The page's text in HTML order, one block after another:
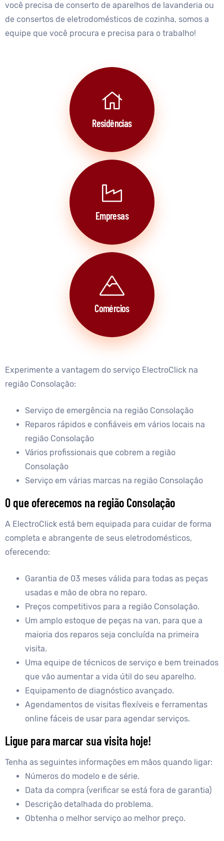
você precisa de conserto de aparelhos de lavanderia ou
de consertos de eletrodomésticos de cozinha, somos a
equipe que você procura e precisa para o trabalho!
Residências
Empresas
Comércios
Experimente a vantagem do serviço ElectroClick na
região Consolação:
Serviço de emergência na região Consolação
Reparos rápidos e confiáveis em vários locais na
região Consolação
Vários profissionais que cobrem a região
Consolação
Serviço em várias marcas na região Consolação
O que oferecemos na região Consolação
A ElectroClick está bem equipada para cuidar de forma
completa e abrangente de seus eletrodomésticos,
oferecendo:
Garantia de 03 meses válida para todas as peças
usadas e mão de obra no reparo.
Preços competitivos para a região Consolação.
Um amplo estoque de peças na van, para que a
maioria dos reparos seja concluída na primeira
visita.
Uma equipe de técnicos de serviço e bem treinados
que vão aumentar a vida útil do seu aparelho.
Equipamento de diagnóstico avançado.
Agendamentos de visitas flexíveis e ferramentas
online fáceis de usar para agendar serviços.
Ligue para marcar sua visita hoje!
Tenha as seguintes informações em mãos quando ligar:
Números do modelo e de série.
Data da compra (verificar se está fora de garantia)
Descrição detalhada do problema.
Obtenha o melhor serviço ao melhor preço.